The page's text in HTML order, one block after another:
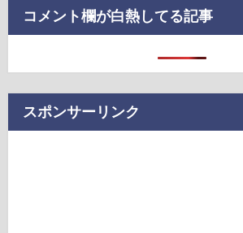
コメント欄が白熱してる記事
スポンサーリンク